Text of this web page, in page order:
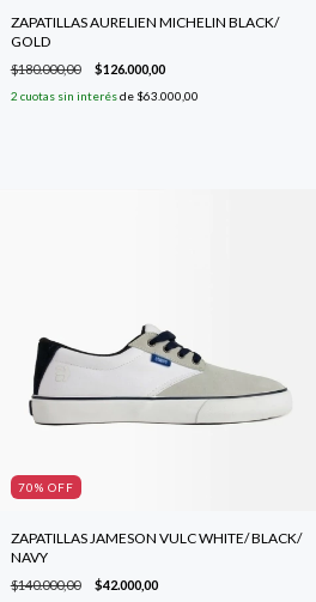
ZAPATILLAS AURELIEN MICHELIN BLACK/
GOLD
$180.000,00 $126.000,00
2 cuotas sin interésde $63.000,00
70% OFF
ZAPATILLAS JAMESON VULC WHITE/ BLACK/
NAVY
$140.000,00 $42.000,00